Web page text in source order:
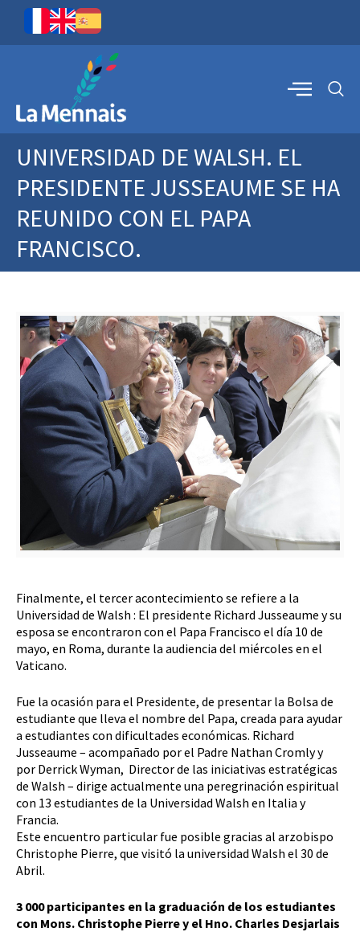
UNIVERSIDAD DE WALSH. EL
PRESIDENTE JUSSEAUME SE HA
REUNIDO CON EL PAPA
FRANCISCO.
Finalmente, el tercer acontecimiento se refiere a la
Universidad de Walsh : El presidente Richard Jusseaume y su
esposa se encontraron con el Papa Francisco el día 10 de
mayo, en Roma, durante la audiencia del miércoles en el
Vaticano.
Fue la ocasión para el Presidente, de presentar la Bolsa de
estudiante que lleva el nombre del Papa, creada para ayudar
a estudiantes con dificultades económicas. Richard
Jusseaume – acompañado por el Padre Nathan Cromly y
por Derrick Wyman, Director de las iniciativas estratégicas
de Walsh – dirige actualmente una peregrinación espiritual
con 13 estudiantes de la Universidad Walsh en Italia y
Francia.
Este encuentro particular fue posible gracias al arzobispo
Christophe Pierre, que visitó la universidad Walsh el 30 de
Abril.
3 000 participantes en la graduación de los estudiantes
con Mons. Christophe Pierre y el Hno. Charles Desjarlais